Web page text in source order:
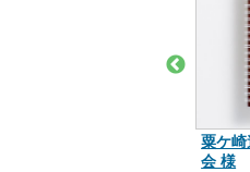
粟ケ崎
会 様